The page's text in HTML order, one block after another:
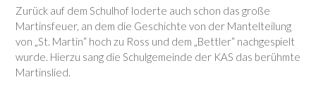
Zurück auf dem Schulhof loderte auch schon das große
Martinsfeuer, an dem die Geschichte von der Mantelteilung
von „St. Martin“ hoch zu Ross und dem „Bettler“ nachgespielt
wurde. Hierzu sang die Schulgemeinde der KAS das berühmte
Martinslied.